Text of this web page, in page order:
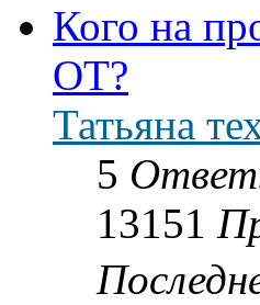
Кого на
ОТ?
Татьяна
5
13151